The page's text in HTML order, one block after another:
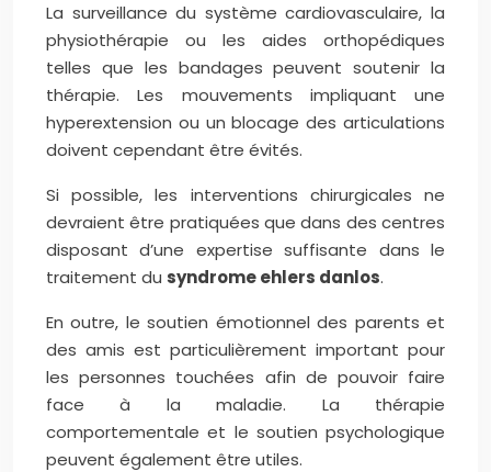
La surveillance du système cardiovasculaire, la
physiothérapie ou les aides orthopédiques
telles que les bandages peuvent soutenir la
thérapie. Les mouvements impliquant une
hyperextension ou un blocage des articulations
doivent cependant être évités.
Si possible, les interventions chirurgicales ne
devraient être pratiquées que dans des centres
disposant d’une expertise suffisante dans le
traitement du syndrome ehlers danlos.
En outre, le soutien émotionnel des parents et
des amis est particulièrement important pour
les personnes touchées afin de pouvoir faire
face à la maladie. La thérapie
comportementale et le soutien psychologique
peuvent également être utiles.